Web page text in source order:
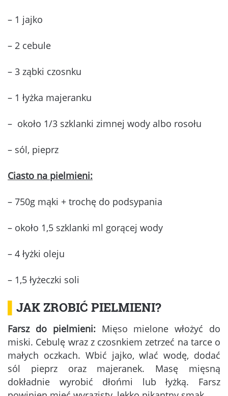
– 1 jajko
– 2 cebule
– 3 ząbki czosnku
– 1 łyżka majeranku
– około 1/3 szklanki zimnej wody albo rosołu
– sól, pieprz
Ciasto na pielmieni:
– 750g mąki + trochę do podsypania
– około 1,5 szklanki ml gorącej wody
– 4 łyżki oleju
– 1,5 łyżeczki soli
JAK ZROBIĆ PIELMIENI?
Farsz do pielmieni:Mięso mielone włożyć do
miski. Cebulę wraz z czosnkiem zetrzeć na tarce o
małych oczkach. Wbić jajko, wlać wodę, dodać
sól pieprz oraz majeranek. Masę mięsną
dokładnie wyrobić dłońmi lub łyżką. Farsz